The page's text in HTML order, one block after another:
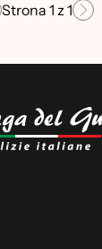
Strona 1 z1